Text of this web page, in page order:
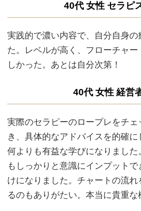
40代 女性 セラピ
実践的で濃い内容で、自分自身の
た。レベルが高く、フローチャ
しかった。あとは自分次第！
40代 女性 経営
実際のセラピーのロープレをチ
き、具体的なアドバイスを的確
何よりも有益な学びになりました
もしっかりと意識にインプット
けになりました。チャートの流れ
るのもありがたい。本当に貴重な